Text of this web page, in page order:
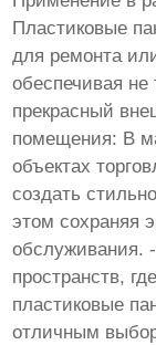
Пластиковые
для ремонта
обеспечивая не
прекрасный
помещения: В
объектах
создать
этом сохраняя
пространств,
пластиковые
отличным